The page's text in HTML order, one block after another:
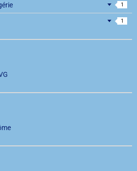
1
1